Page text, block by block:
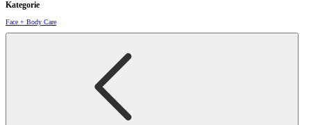
Kategorie
Face + Body Care